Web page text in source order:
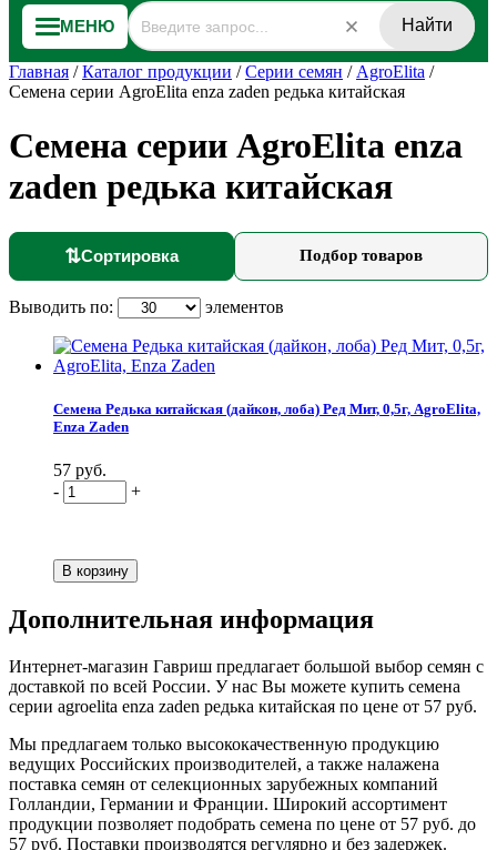
МЕНЮ Найти
Главная /Каталог продукции /Серии семян / AgroElita /
Семена серии AgroElita enza zaden редька китайская
Семена серии AgroElita enza
zaden редька китайская
⇅Сортировка Подбор товаров
Выводить по: элементов
Семена Редька китайская (дайкон, лоба) Ред Мит, 0,5г, AgroElita,
Enza Zaden
57 руб.
-
+
Дополнительная информация
Интернет-магазин Гавриш предлагает большой выбор семян с
доставкой по всей России. У нас Вы можете купить семена
серии agroelita enza zaden редька китайская по цене от 57 руб.
Мы предлагаем только высококачественную продукцию
ведущих Российских производителей, а также налажена
поставка семян от селекционных зарубежных компаний
Голландии, Германии и Франции. Широкий ассортимент
продукции позволяет подобрать семена по цене от 57 руб. до
57 руб. Поставки производятся регулярно и без задержек.